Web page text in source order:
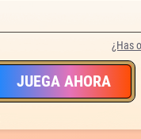
¿Has
JUEGA AHORA